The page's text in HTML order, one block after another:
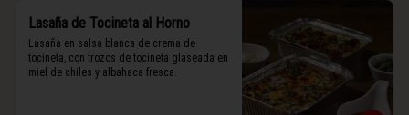
Lasaña de Tocineta al Horno
Lasaña en salsa blanca de crema de
tocineta, con trozos de tocineta glaseada en
miel de chiles y albahaca fresca.